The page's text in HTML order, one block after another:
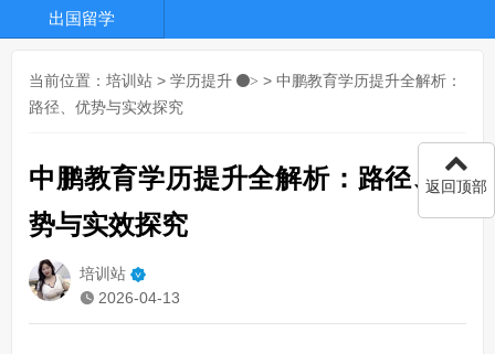
出国留学
当前位置： 培训站 > 学历提升 > > 中鹏教育学历提升全解析：
路径、优势与实效探究
中鹏教育学历提升全解析：路径、优
势与实效探究
培训站
2026-04-13
返回顶部